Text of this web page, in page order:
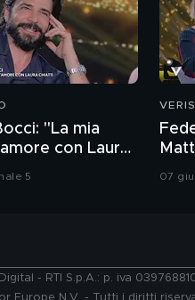
"La mia
con Laura
5 07 giu
- RTI S.p.A.: p. iva